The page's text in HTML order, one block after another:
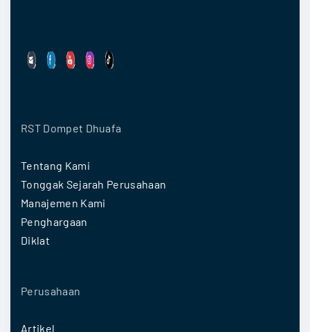
RST Dompet Dhuafa
Tentang Kami
Tonggak Sejarah Perusahaan
Manajemen Kami
Penghargaan
Diklat
Perusahaan
Artikel